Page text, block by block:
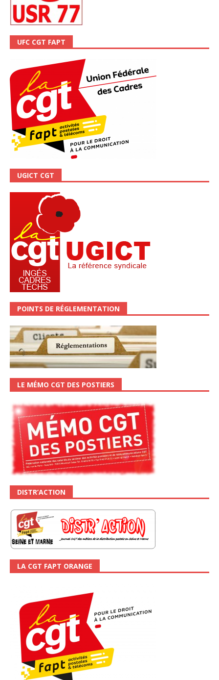
UFC CGT FAPT
UGICT CGT
POINTS DE RÉGLEMENTATION
LE MÉMO CGT DES POSTIERS
DISTR’ACTION
LA CGT FAPT ORANGE